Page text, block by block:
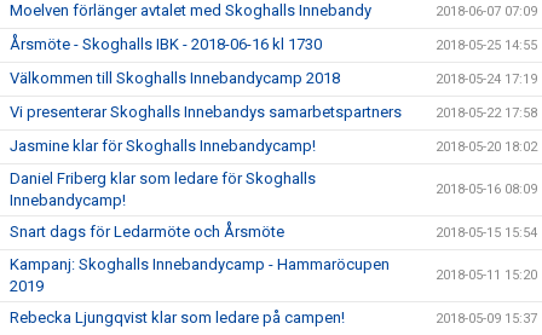
Moelven förlänger avtalet med Skoghalls Innebandy 2018-06-07 07:09
Årsmöte - Skoghalls IBK - 2018-06-16 kl 1730 2018-05-25 14:55
Välkommen till Skoghalls Innebandycamp 2018 2018-05-24 17:19
Vi presenterar Skoghalls Innebandys samarbetspartners 2018-05-22 17:58
Jasmine klar för Skoghalls Innebandycamp! 2018-05-20 18:02
Daniel Friberg klar som ledare för Skoghalls
Innebandycamp!
2018-05-16 08:09
Snart dags för Ledarmöte och Årsmöte 2018-05-15 15:54
Kampanj: Skoghalls Innebandycamp - Hammaröcupen
2019
2018-05-11 15:20
Rebecka Ljungqvist klar som ledare på campen! 2018-05-09 15:37